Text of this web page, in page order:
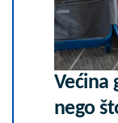
Većina
nego